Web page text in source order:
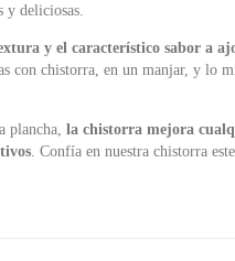
y deliciosas.
y el característico sabor a
con chistorra, en un manjar, y lo
plancha, la chistorra mejora
. Confía en nuestra chistorra